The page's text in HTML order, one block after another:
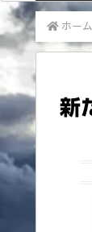
ホーム
新